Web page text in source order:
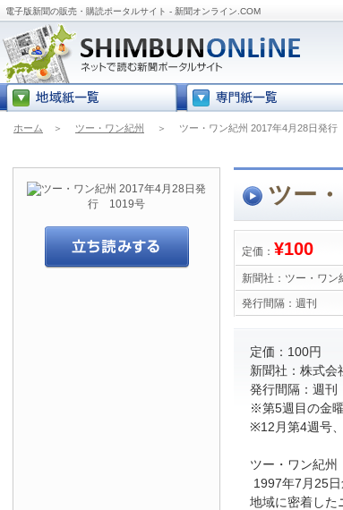
電子版新聞の販売・購読ポータルサイト - 新聞オンライン.COM
ホーム ＞ ツー・ワン紀州 ＞ ツー・ワン紀州 2017年4月28日発
ツー
定価： ¥100
新聞社： ツー・ワン
発行間隔： 週刊
定価：100円
新聞社：株式会
発行間隔：週刊
※第5週目の金
※12月第4週号
ツー・ワン紀州
1997年7月25
地域に密着した